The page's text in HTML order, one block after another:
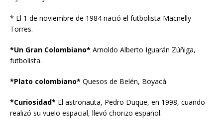
* El 1 de noviembre de 1984 nació el futbolista Macnelly
Torres.
*Un Gran Colombiano* Arnoldo Alberto Iguarán Zúñiga,
futbolista.
*Plato colombiano* Quesos de Belén, Boyacá.
*Curiosidad* El astronauta, Pedro Duque, en 1998, cuando
realizó su vuelo espacial, llevó chorizo español.